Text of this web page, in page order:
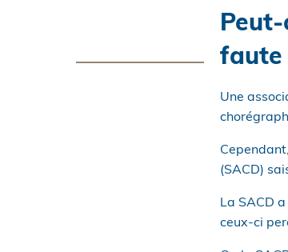
faute
Une
(SACD)
La SACD
ceux-ci